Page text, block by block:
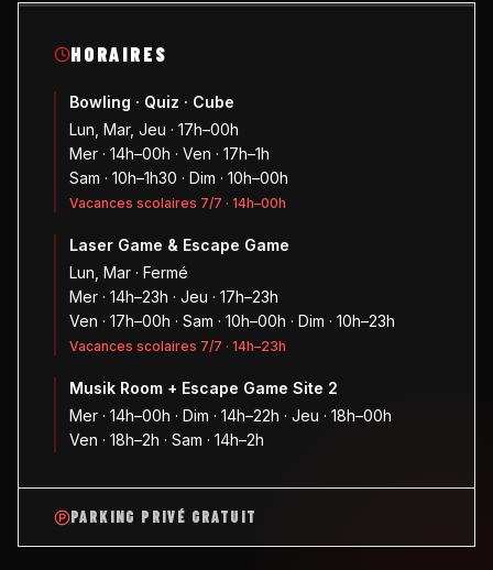
HORAIRES
Bowling · Quiz · Cube
Lun, Mar, Jeu · 17h–00h
Mer · 14h–00h · Ven · 17h–1h
Sam · 10h–1h30 · Dim · 10h–00h
Vacances scolaires 7/7 · 14h–00h
Laser Game & Escape Game
Lun, Mar · Fermé
Mer · 14h–23h · Jeu · 17h–23h
Ven · 17h–00h · Sam · 10h–00h · Dim · 10h–23h
Vacances scolaires 7/7 · 14h–23h
Musik Room + Escape Game Site 2
Mer · 14h–00h · Dim · 14h–22h · Jeu · 18h–00h
Ven · 18h–2h · Sam · 14h–2h
PARKING PRIVÉ GRATUIT